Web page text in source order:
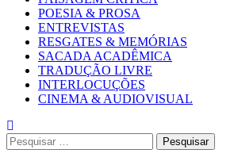
POESIA & PROSA
ENTREVISTAS
RESGATES & MEMÓRIAS
SACADA ACADÊMICA
TRADUÇÃO LIVRE
INTERLOCUÇÕES
CINEMA & AUDIOVISUAL
Pesquisar
por: